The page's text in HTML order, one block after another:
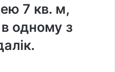
7 кв. м,
одному з